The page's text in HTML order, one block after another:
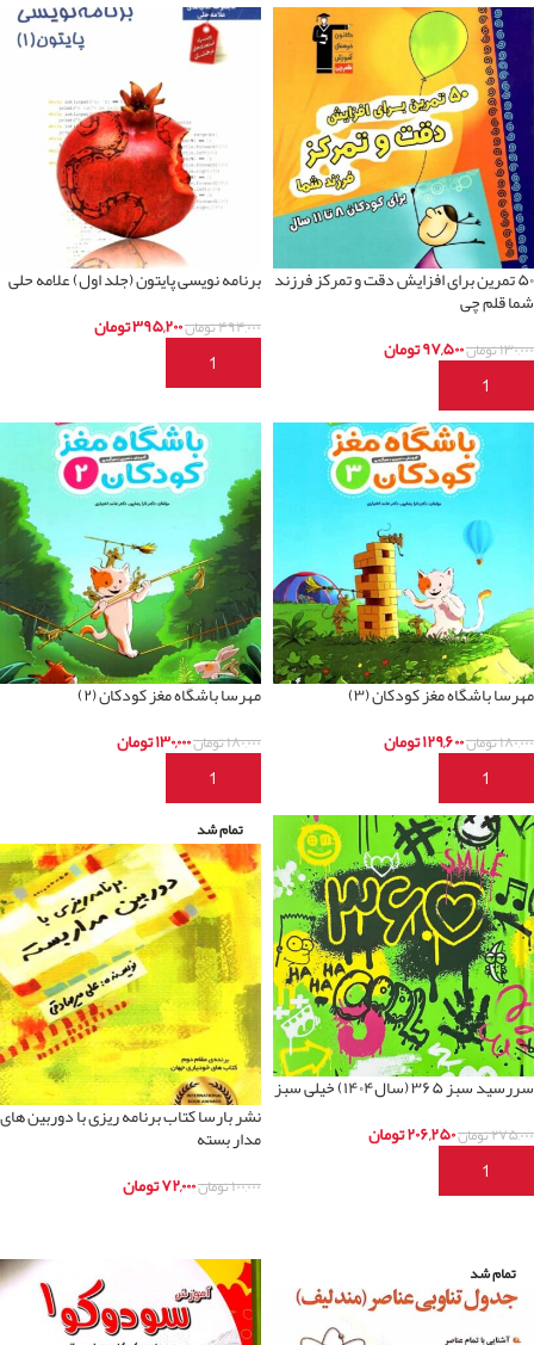
۵۰ تمرین برای افزایش دقت و تمرکز فرزند
شما قلم چی
۱۳۰,۰۰۰تومان۹۷,۵۰۰تومان
افزودن به سبد خرید
برنامه نویسی پایتون (جلد اول) علامه حلی
۴۹۴,۰۰۰تومان۳۹۵,۲۰۰تومان
افزودن به سبد خرید
مهرسا باشگاه مغز کودکان (۳)
۱۸۰,۰۰۰تومان۱۲۹,۶۰۰تومان
افزودن به سبد خرید
مهرسا باشگاه مغز کودکان (۲)
۱۸۰,۰۰۰تومان۱۳۰,۰۰۰تومان
افزودن به سبد خرید
سررسید سبز ۳۶۵ (سال۱۴۰۴) خیلی سبز
۲۷۵,۰۰۰تومان۲۰۶,۲۵۰تومان
افزودن به سبد خرید
تمام شد
نشر بارسا کتاب برنامه ریزی با دوربین های
مدار بسته
۱۰۰,۰۰۰تومان۷۲,۰۰۰تومان
تمام شد